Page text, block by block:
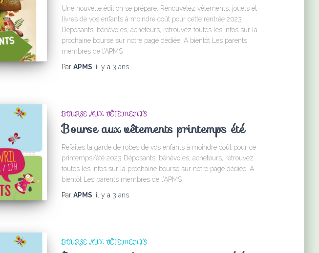
Une nouvelle édition se prépare. Renouvelez vêtements, jouets et
livres de vos enfants à moindre coût pour cette rentrée 2023
Déposants, bénévoles, acheteurs, retrouvez toutes les infos sur la
prochaine bourse sur notre page dédiée. A bientôt Les parents
membres de l’APMS
Par APMS, il y a 3 ans
BOURSE AUX VÊTEMENTS
Bourse aux vêtements printemps été
Refaites la garde de robes de vos enfants à moindre coût pour ce
printemps/été 2023 Déposants, bénévoles, acheteurs, retrouvez
toutes les infos sur la prochaine bourse sur notre page dédiée. A
bientôt Les parents membres de l’APMS
Par APMS, il y a 3 ans
BOURSE AUX VÊTEMENTS